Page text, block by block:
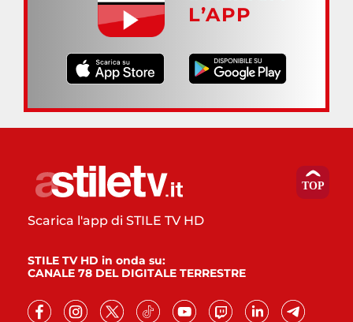
L’APP
Scarica l'app di STILE TV HD
STILE TV HD in onda su:
CANALE 78 DEL DIGITALE TERRESTRE